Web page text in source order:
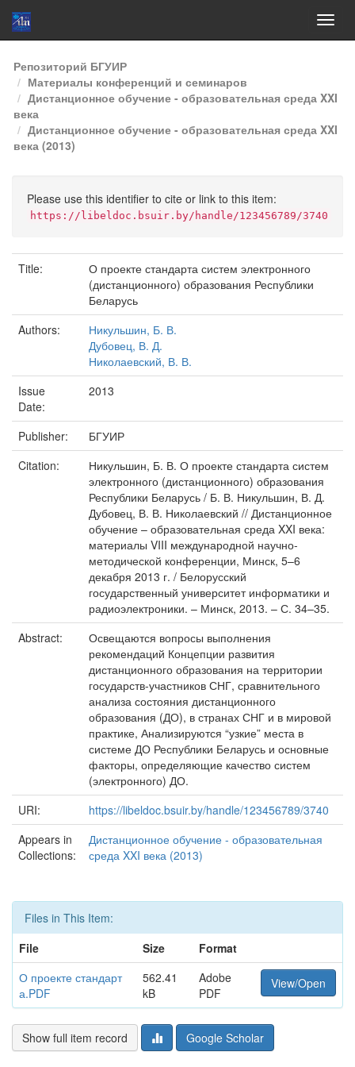
Skip
navigation
Репозиторий БГУИР
Материалы конференций и семинаров
Дистанционное обучение - образовательная среда XXI
века
Дистанционное обучение - образовательная среда XXI
века (2013)
Please use this identifier to cite or link to this item:
https://libeldoc.bsuir.by/handle/123456789/3740
Title:
О проекте стандарта систем электронного
(дистанционного) образования Республики
Беларусь
Authors:
Никульшин, Б. В.
Дубовец, В. Д.
Николаевский, В. В.
Issue
Date:
2013
Publisher:
БГУИР
Citation:
Никульшин, Б. В. О проекте стандарта систем
электронного (дистанционного) образования
Республики Беларусь / Б. В. Никульшин, В. Д.
Дубовец, В. В. Николаевский // Дистанционное
обучение – образовательная среда XXI века:
материалы VIII международной научно-
методической конференции, Минск, 5–6
декабря 2013 г. / Белорусский
государственный университет информатики и
радиоэлектроники. – Минск, 2013. – С. 34–35.
Abstract:
Освещаются вопросы выполнения
рекомендаций Концепции развития
дистанционного образования на территории
государств-участников СНГ, сравнительного
анализа состояния дистанционного
образования (ДО), в странах СНГ и в мировой
практике, Анализируются “узкие” места в
системе ДО Республики Беларусь и основные
факторы, определяющие качество систем
(электронного) ДО.
URI:
https://libeldoc.bsuir.by/handle/123456789/3740
Appears in
Collections:
Дистанционное обучение - образовательная
среда XXI века (2013)
Files in This Item:
File
Size
Format
О проекте стандарт
а.PDF
562.41
kB
Adobe
PDF
View/Open
Show full item record Google Scholar